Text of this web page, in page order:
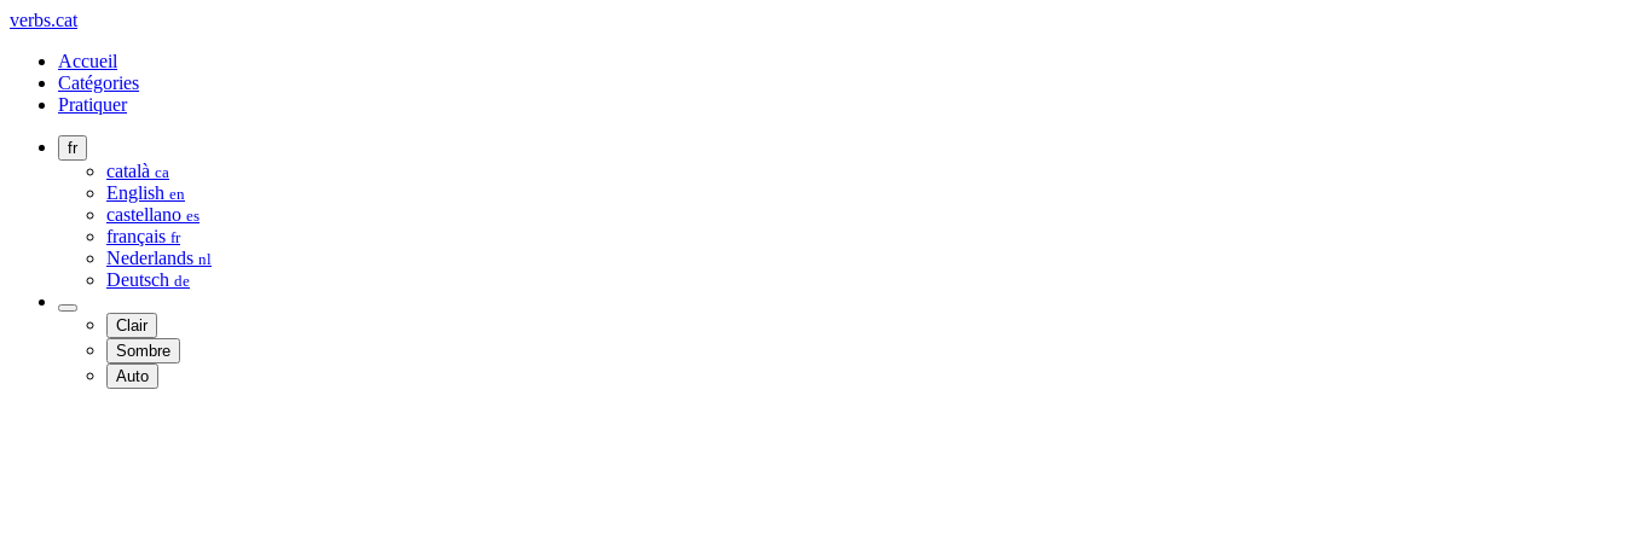
verbs.cat
Accueil
Catégories
Pratiquer
fr
català ca
English en
castellano es
français fr
Nederlands nl
Deutsch de
Clair
Sombre
Auto